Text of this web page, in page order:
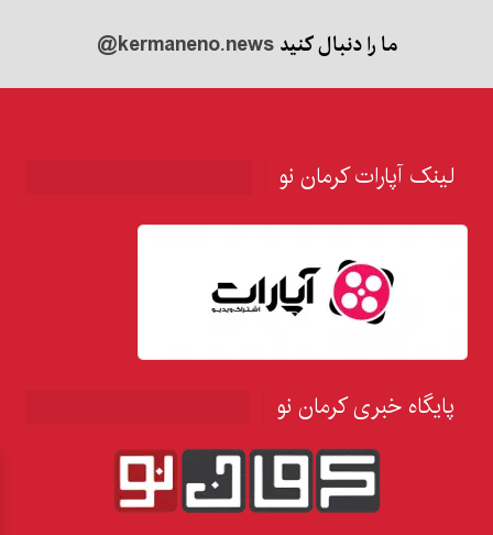
ما را دنبال کنید@kermaneno.news
لینک آپارات کرمان نو
پایگاه خبری کرمان نو